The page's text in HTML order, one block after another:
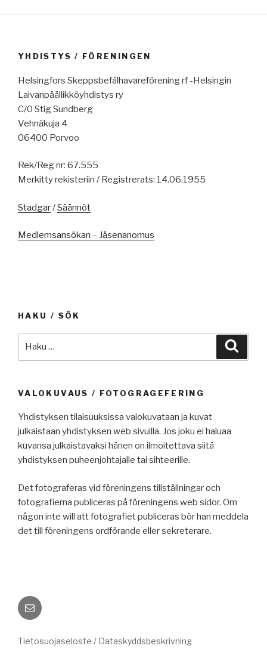
YHDISTYS / FÖRENINGEN
Helsingfors Skeppsbefälhavareförening rf -Helsingin
Laivanpäällikköyhdistys ry
C/0 Stig Sundberg
Vehnäkuja 4
06400 Porvoo
Rek/Reg nr: 67.555
Merkitty rekisteriin / Registrerats: 14.06.1955
Stadgar/Säännöt
Medlemsansökan – Jäsenanomus
HAKU / SÖK
VALOKUVAUS / FOTOGRAGEFERING
Yhdistyksen tilaisuuksissa valokuvataan ja kuvat
julkaistaan yhdistyksen web sivuilla. Jos joku ei haluaa
kuvansa julkaistavaksi hänen on ilmoitettava siitä
yhdistyksen puheenjohtajalle tai sihteerille.
Det fotograferas vid föreningens tillställningar och
fotografierna publiceras på föreningens web sidor. Om
någon inte will att fotografiet publiceras bör han meddela
det till föreningens ordförande eller sekreterare.
Sähköposti
Tietosuojaseloste / Dataskyddsbeskrivning